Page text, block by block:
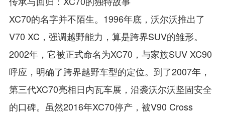
XC70的名字并不陌生。1996年底，沃尔沃推出了
V70 XC，强调越野能力，算是跨界SUV的雏形。
2002年，它被正式命名为XC70，与家族SUV XC90
呼应，明确了跨界越野车型的定位。到了2007年，
第三代XC70亮相日内瓦车展，沿袭沃尔沃坚固安全
的口碑。虽然2016年XC70停产，被V90 Cross